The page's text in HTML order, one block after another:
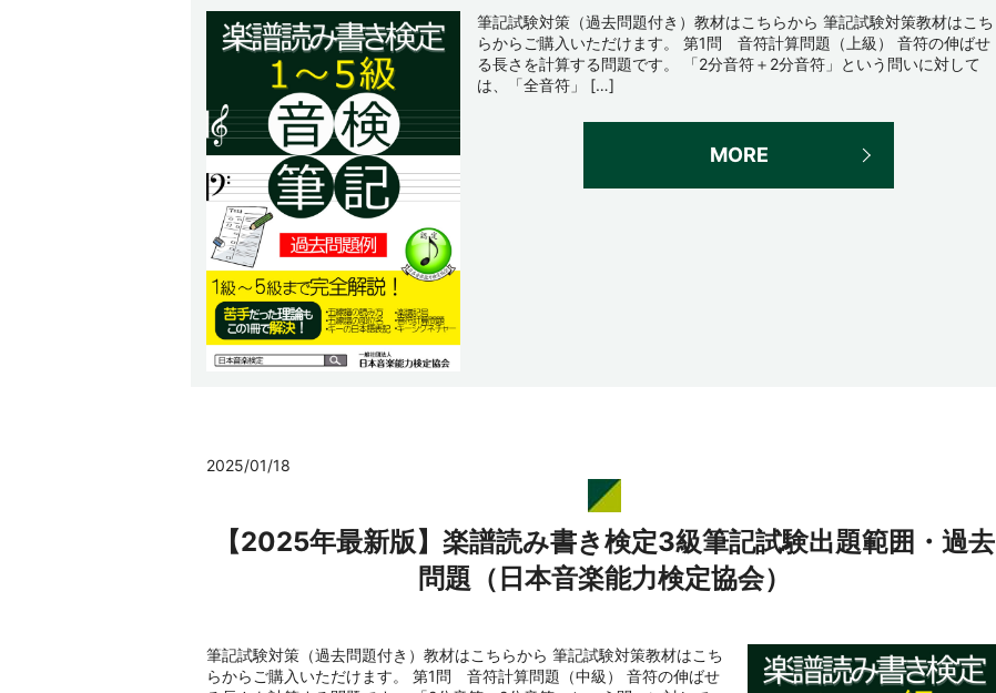
筆記試験対策（過去問題付き）教材はこちらから 筆記試験対策教材はこち
らからご購入いただけます。 第1問 音符計算問題（上級） 音符の伸ばせ
る長さを計算する問題です。 「2分音符＋2分音符」という問いに対して
は、「全音符」 […]
MORE
2025/01/18
【2025年最新版】楽譜読み書き検定3級筆記試験出題範囲・過去
問題（日本音楽能力検定協会）
筆記試験対策（過去問題付き）教材はこちらから 筆記試験対策教材はこち
らからご購入いただけます。 第1問 音符計算問題（中級） 音符の伸ばせ